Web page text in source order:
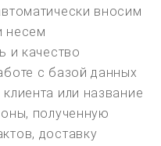
вносим
несем
и качество
с базой данных
или название
полученную
доставку